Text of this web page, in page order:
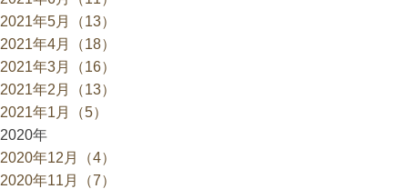
2021年5月（13）
2021年4月（18）
2021年3月（16）
2021年2月（13）
2021年1月（5）
2020年
2020年12月（4）
2020年11月（7）